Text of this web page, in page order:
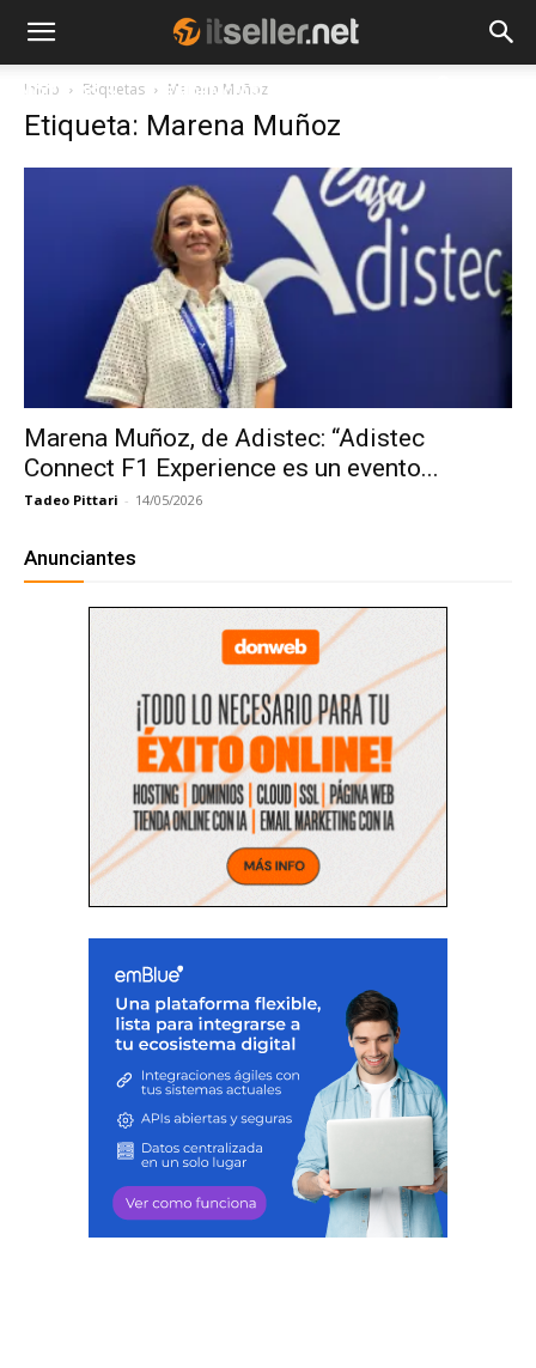
NOTICIAS TENDENCIAS
Inicio Etiquetas Marena Muñoz
Etiqueta: Marena Muñoz
Marena Muñoz, de Adistec: “Adistec
Connect F1 Experience es un evento...
Tadeo Pittari - 14/05/2026
Anunciantes